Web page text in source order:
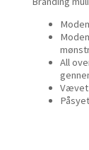
All
Vævet